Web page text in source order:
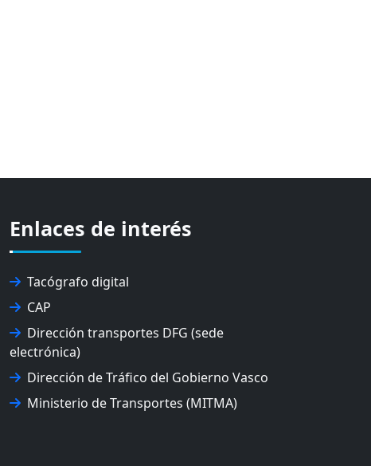
Enlaces de interés
Tacógrafo digital
CAP
Dirección transportes DFG (sede
electrónica)
Dirección de Tráfico del Gobierno Vasco
Ministerio de Transportes (MITMA)